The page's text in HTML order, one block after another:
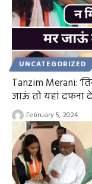
UNCATEGORIZED
Tanzim Merani:
जाऊं तो यहां दफना
February 5, 2024